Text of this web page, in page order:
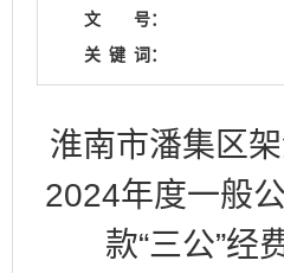
文
号：
关 键 词：
淮南市潘集区
2024年度一般
款“三公”经